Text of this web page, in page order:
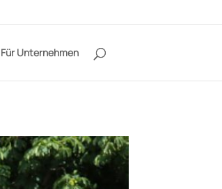
Für Unternehmen